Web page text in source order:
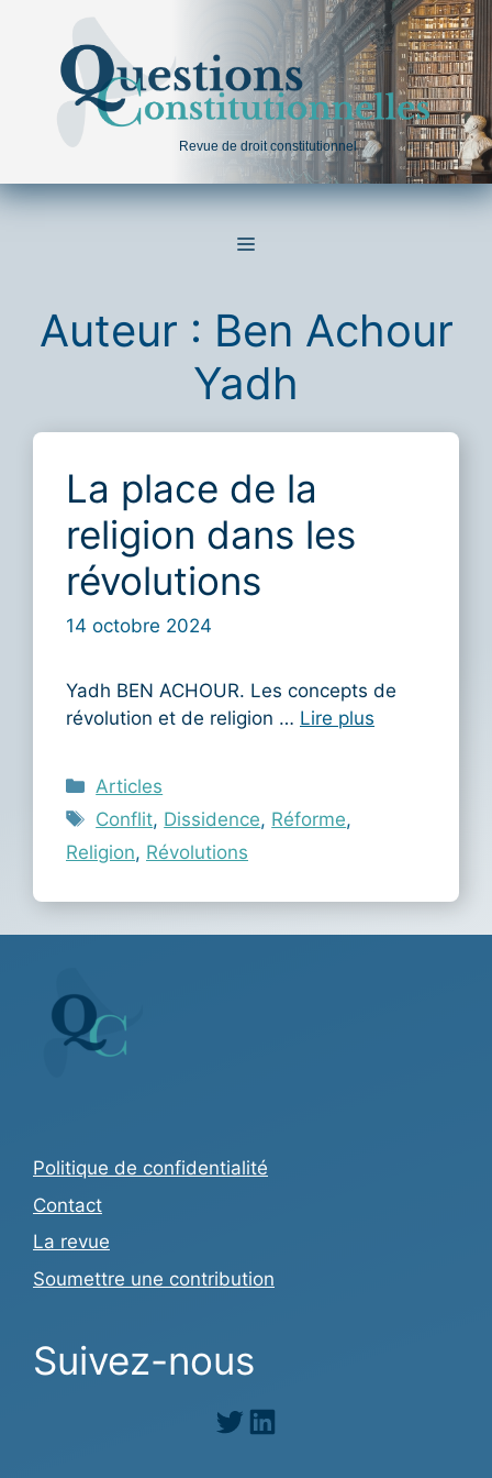
contenu
Revue de droit constitutionnel
MENU
Auteur : Ben Achour
Yadh
La place de la
religion dans les
révolutions
14 octobre 2024
Yadh BEN ACHOUR. Les concepts de
révolution et de religion … Lire plus
Catégories
Articles
Étiquettes
Conflit, Dissidence, Réforme,
Religion, Révolutions
Politique de confidentialité
Contact
La revue
Soumettre une contribution
Suivez-nous
TwitterLinkedIn